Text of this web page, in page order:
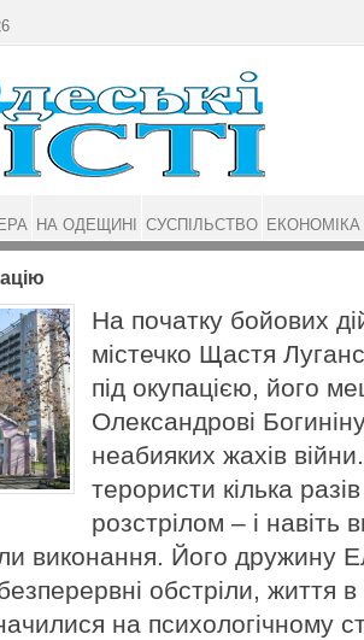
На початку бойових
містечко Щастя
під окупацією, його
Олександрові
неабияких жахів
терористи кілька
розстрілом – і навіть
виконання. Його дружину
обстріли, життя в
на психологічному
НА ОДЕЩИНІ СУСПІЛЬСТВО ЕКОНОМІКА